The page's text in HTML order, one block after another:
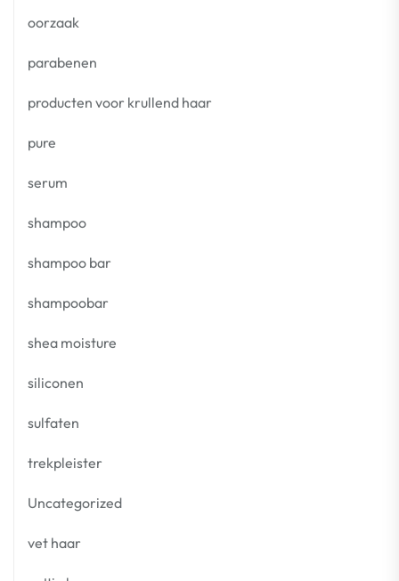
oorzaak
parabenen
producten voor krullend haar
pure
serum
shampoo
shampoo bar
shampoobar
shea moisture
siliconen
sulfaten
trekpleister
Uncategorized
vet haar